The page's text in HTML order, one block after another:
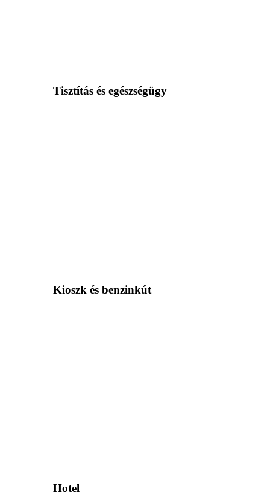
Tisztítás és egészségügy
Kioszk és benzinkút
Hotel